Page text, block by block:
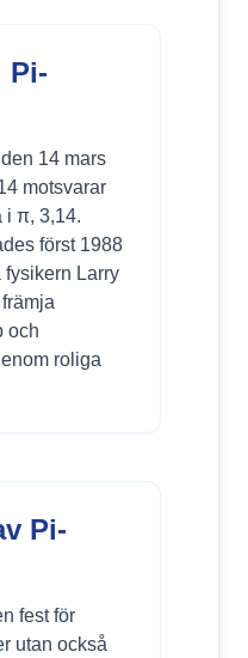
Pi-
14 mars
motsvarar
i π, 3,14.
först 1988
Larry
och
roliga
Pi-
fest för
utan också